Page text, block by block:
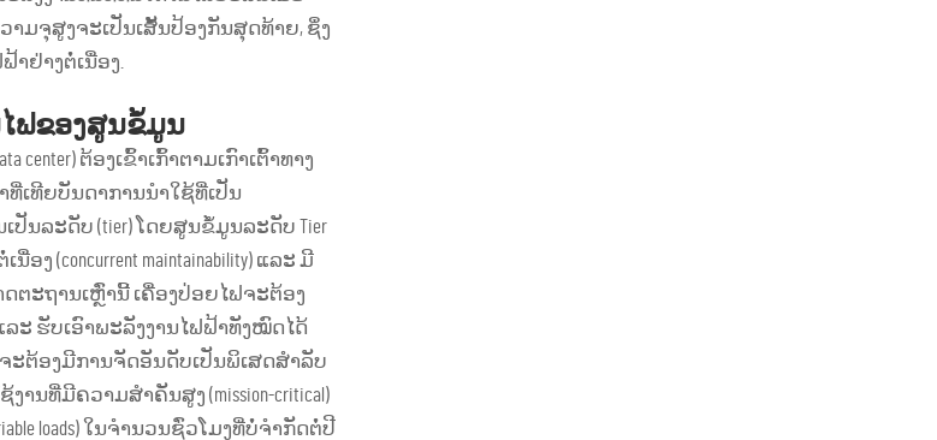
າມຈຸສູງຈະເປັນເສັ້ນປ້ອງກັນສຸດທ້າຍ, ຊຶ່ງ
ຢ່າງຕໍ່ເນື່ອງ.
ຟຂອງສູນຂໍ້ມູນ
ຕ້ອງເຂົ້າເກົ້າຕາມເກົາເຕົ້າທາງ
ເທີຍບັນດາການນຳໃຊ້ທີ່ເປັນ
ເປັນລະດັບ (tier) ໂດຍສູນຂໍ້ມູນລະດັບ Tier
(concurrent maintainability) ແລະ ມີ
ດຕະຖານເຫຼົ່ານີ້ ເຄື່ອງປ່ອຍໄຟຈະຕ້ອງ
ລະ ຮັບເອົາພະລັງງານໄຟຟ້າທັງໝົດໄດ້
ະຕ້ອງມີການຈັດອັນດັບເປັນພິເສດສຳລັບ
ງານທີ່ມີຄວາມສຳຄັນສູງ (mission-critical)
loads) ໃນຈຳນວນຊົ່ວໂມງທີ່ບໍ່ຈຳກັດຕໍ່ປີ